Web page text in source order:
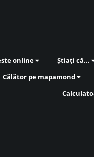
online Știați că...
Călător pe mapamond